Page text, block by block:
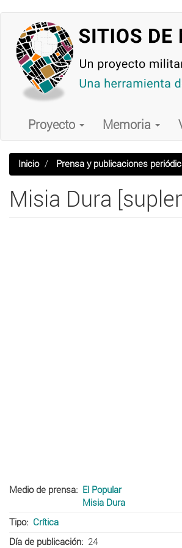
contenido
principal
Main
navigation
Proyecto Memoria
Inicio Prensa y publicaciones
Misia Dura
Medio de prensa
El Popular
Misia Dura
Tipo
Crítica
Día de publicación
24